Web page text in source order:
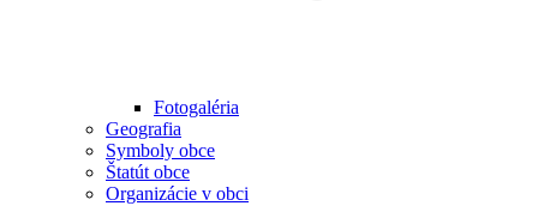
Fotogaléria
Geografia
Symboly obce
Štatút obce
Organizácie v obci